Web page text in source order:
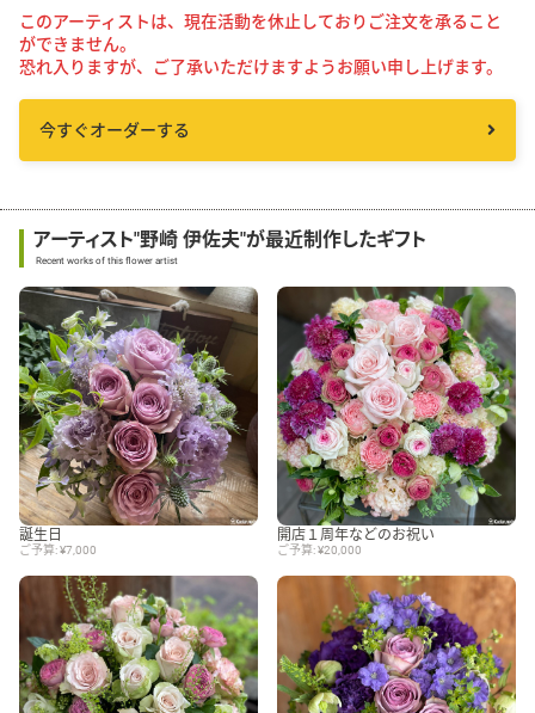
このアーティストは、現在活動を休止しておりご注文を承ること
ができません。
恐れ入りますが、ご了承いただけますようお願い申し上げます。
今すぐオーダーする
アーティスト"野崎 伊佐夫"が最近制作したギフト
Recent works of this flower artist
誕生日
ご予算: ¥7,000
開店１周年などのお祝い
ご予算: ¥20,000